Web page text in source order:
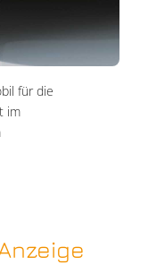
für die
im